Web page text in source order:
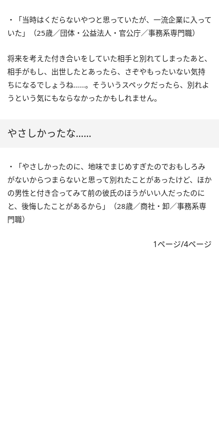
・「当時はくだらないやつと思っていたが、一流企業に入って
いた」（25歳／団体・公益法人・官公庁／事務系専門職）
将来を考えた付き合いをしていた相手と別れてしまったあと、
相手がもし、出世したとあったら、さぞやもったいない気持
ちになるでしょうね……。そういうスペックだったら、別れよ
うという気にもならなかったかもしれません。
やさしかったな……
・「やさしかったのに、地味でまじめすぎたのでおもしろみ
がないからつまらないと思って別れたことがあったけど、ほか
の男性と付き合ってみて前の彼氏のほうがいい人だったのに
と、後悔したことがあるから」（28歳／商社・卸／事務系専
門職）
1ページ/4ページ